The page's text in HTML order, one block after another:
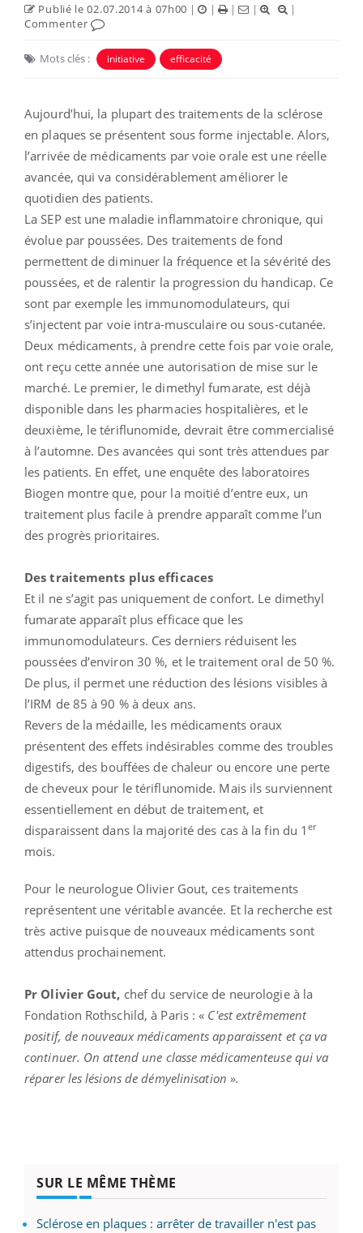
Publié le 02.07.2014 à 07h00 | | | |
|
Commenter
Mots clés : initiative efficacité
Aujourd’hui, la plupart des traitements de la sclérose
en plaques se présentent sous forme injectable. Alors,
l’arrivée de médicaments par voie orale est une réelle
avancée, qui va considérablement améliorer le
quotidien des patients.
La SEP est une maladie inflammatoire chronique, qui
évolue par poussées. Des traitements de fond
permettent de diminuer la fréquence et la sévérité des
poussées, et de ralentir la progression du handicap. Ce
sont par exemple les immunomodulateurs, qui
s’injectent par voie intra-musculaire ou sous-cutanée.
Deux médicaments, à prendre cette fois par voie orale,
ont reçu cette année une autorisation de mise sur le
marché. Le premier, le dimethyl fumarate, est déjà
disponible dans les pharmacies hospitalières, et le
deuxième, le tériflunomide, devrait être commercialisé
à l’automne. Des avancées qui sont très attendues par
les patients. En effet, une enquête des laboratoires
Biogen montre que, pour la moitié d’entre eux, un
traitement plus facile à prendre apparaît comme l’un
des progrès prioritaires.
Des traitements plus efficaces
Et il ne s’agit pas uniquement de confort. Le dimethyl
fumarate apparaît plus efficace que les
immunomodulateurs. Ces derniers réduisent les
poussées d’environ 30 %, et le traitement oral de 50 %.
De plus, il permet une réduction des lésions visibles à
l’IRM de 85 à 90 % à deux ans.
Revers de la médaille, les médicaments oraux
présentent des effets indésirables comme des troubles
digestifs, des bouffées de chaleur ou encore une perte
de cheveux pour le tériflunomide. Mais ils surviennent
essentiellement en début de traitement, et
disparaissent dans la majorité des cas à la fin du 1er
mois.
Pour le neurologue Olivier Gout, ces traitements
représentent une véritable avancée. Et la recherche est
très active puisque de nouveaux médicaments sont
attendus prochainement.
Pr Olivier Gout, chef du service de neurologie à la
Fondation Rothschild, à Paris : « C'est extrêmement
positif, de nouveaux médicaments apparaissent et ça va
continuer. On attend une classe médicamenteuse qui va
réparer les lésions de démyelinisation ».
SUR LE MÊME THÈME
Sclérose en plaques : arrêter de travailler n'est pas